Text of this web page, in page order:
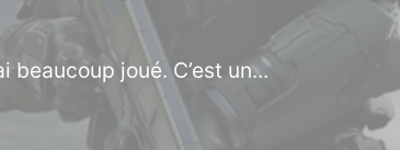
beaucoup joué. C’est un...